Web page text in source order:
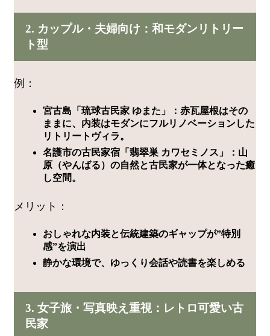
2. カップル・夫婦向け：和モダンリトリー
ト型
例：
宮古島「琉球古民家 ゆまた」：赤瓦屋根はその
ままに、内装はモダンにフルリノベーションした
リトリートヴィラ。
名護市の古民家宿「翡翠巣 カワセミノス」：山
原（やんばる）の自然と古民家が一体となった癒
し空間。
メリット：
おしゃれな内装と伝統建築のギャップが”特別
感”を演出
静かな環境で、ゆっくり会話や読書を楽しめる
3. 女子旅・写真映え重視：レトロ可愛い古
民家